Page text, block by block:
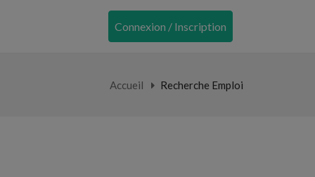
Connexion / Inscription
Accueil Recherche Emploi